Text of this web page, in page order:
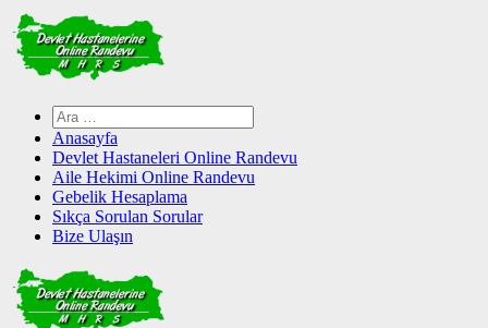
Skip
to
content
Arama:
Anasayfa
Devlet Hastaneleri Online Randevu
Aile Hekimi Online Randevu
Gebelik Hesaplama
Sıkça Sorulan Sorular
Bize Ulaşın